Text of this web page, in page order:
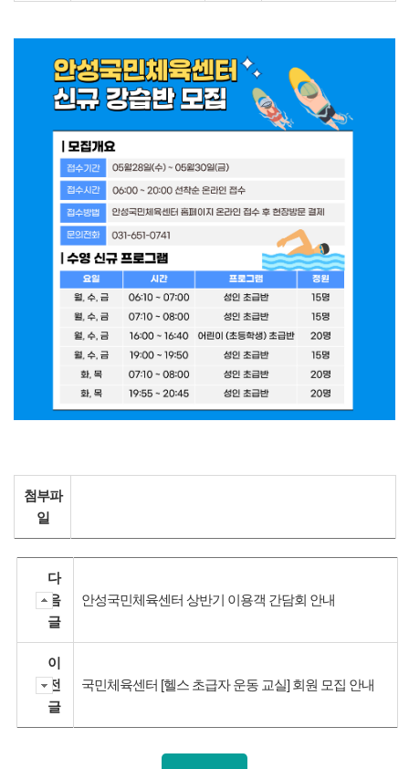
첨부파
일
다
음
글
안성국민체육센터 상반기 이용객 간담회 안내
이
전
글
국민체육센터 [헬스 초급자 운동 교실] 회원 모집 안내